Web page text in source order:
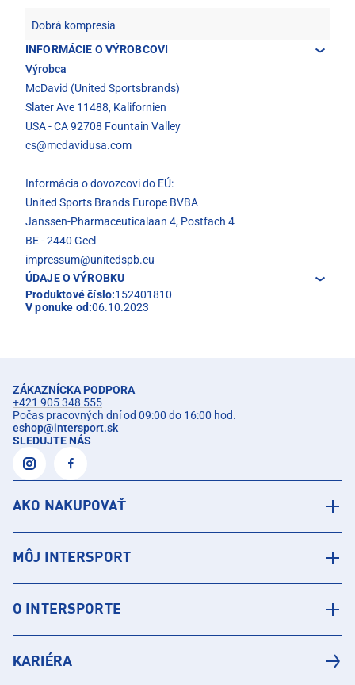
Dobrá kompresia
INFORMÁCIE O VÝROBCOVI
Výrobca
McDavid (United Sportsbrands)
Slater Ave 11488, Kalifornien
USA - CA 92708 Fountain Valley
cs@mcdavidusa.com
Informácia o dovozcovi do EÚ:
United Sports Brands Europe BVBA
Janssen-Pharmaceuticalaan 4, Postfach 4
BE - 2440 Geel
impressum@unitedspb.eu
ÚDAJE O VÝROBKU
Produktové číslo:152401810
V ponuke od:06.10.2023
ZÁKAZNÍCKA PODPORA
+421 905 348 555
Počas pracovných dní od 09:00 do 16:00 hod.
eshop@intersport.sk
SLEDUJTE NÁS
AKO NAKUPOVAŤ
MÔJ INTERSPORT
O INTERSPORTE
KARIÉRA